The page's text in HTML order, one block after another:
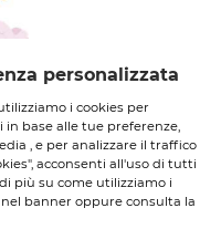
resistente a
personalizzata
i cookies per
base alle tue preferenze,
, e per analizzare il traffico
acconsenti all'uso di tutti
più su come utilizziamo i
nel banner oppure consulta la